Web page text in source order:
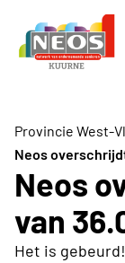
Provincie West-
Neos
Neos
van
Het is